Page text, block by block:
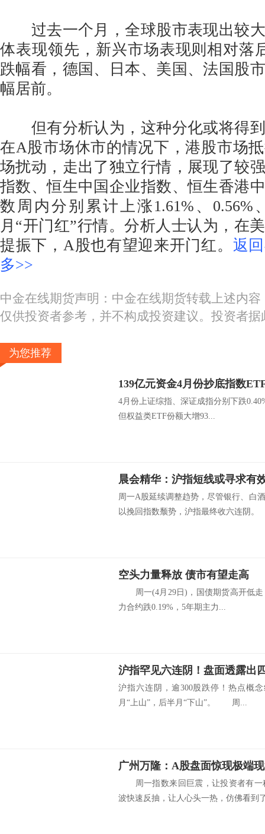
过去一个月，全球股市表现出较大
体表现领先，新兴市场表现则相对落
跌幅看，德国、日本、美国、法国股
幅居前。
但有分析认为，这种分化或将得到
在A股市场休市的情况下，港股市场
场扰动，走出了独立行情，展现了较
指数、恒生中国企业指数、恒生香港
数周内分别累计上涨1.61%、0.56%
月“开门红”行情。分析人士认为，在
提振下，A股也有望迎来开门红。 返
多>>
中金在线期货声明：中金在线期货转载上述内
仅供投资者参考，并不构成投资建议。投资者
为您推荐
139亿元资金4月份抄底指数
4月份上证综指、深证成指分别下跌
但权益类ETF份额大增93...
晨会精华：沪指短线或寻求有
周一A股延续调整趋势，尽管银行、白
以挽回指数颓势，沪指最终收六连阴
空头力量释放 债市有望走高
周一(4月29日)，国债期货高开低走
力合约跌0.19%，5年期主力...
沪指六连阴，逾300股跌停！热点
月“上山”，后半月“下山”。 周...
周一指数来回巨震，让投资者有一
波快速反抽，让人心头一热，仿佛看到